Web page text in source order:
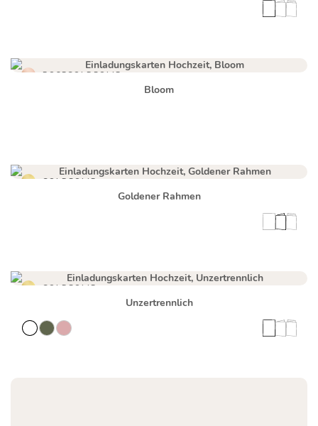
ROSEGOLDFOLIE
Bloom
GOLDFOLIE
Goldener Rahmen
GOLDFOLIE
Unzertrennlich